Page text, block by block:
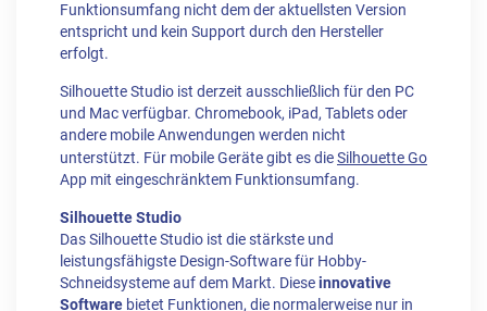
Funktionsumfang nicht dem der aktuellsten Version
entspricht und kein Support durch den Hersteller
erfolgt.
Silhouette Studio ist derzeit ausschließlich für den PC
und Mac verfügbar. Chromebook, iPad, Tablets oder
andere mobile Anwendungen werden nicht
unterstützt. Für mobile Geräte gibt es dieSilhouette Go
App mit eingeschränktem Funktionsumfang.
Silhouette Studio
Das Silhouette Studio ist die stärkste und
leistungsfähigste Design-Software für Hobby-
Schneidsysteme auf dem Markt. Dieseinnovative
Software bietet Funktionen, die normalerweise nur in